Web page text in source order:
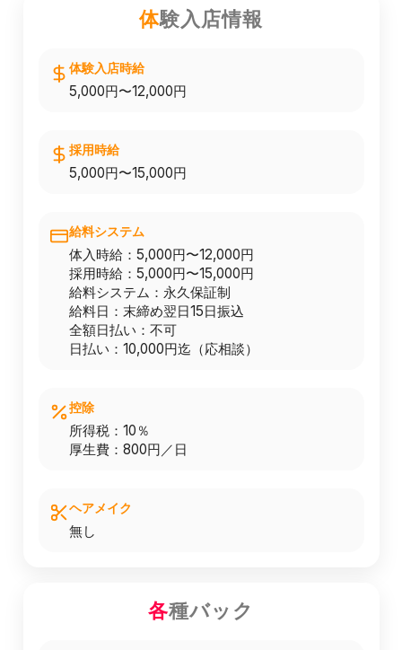
体験入店情報
体験入店時給
5,000円〜12,000円
採用時給
5,000円〜15,000円
給料システム
体入時給：5,000円〜12,000円
採用時給：5,000円〜15,000円
給料システム：永久保証制
給料日：末締め翌日15日振込
全額日払い：不可
日払い：10,000円迄（応相談）
控除
所得税：10％
厚生費：800円／日
ヘアメイク
無し
各種バック